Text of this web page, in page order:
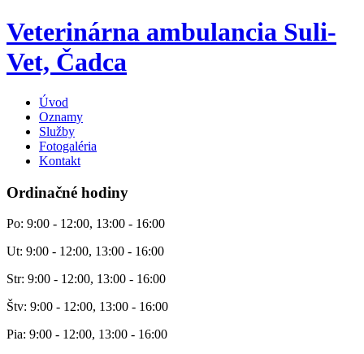
Veterinárna ambulancia Suli-
Vet, Čadca
Úvod
Oznamy
Služby
Fotogaléria
Kontakt
Ordinačné hodiny
Po: 9:00 - 12:00, 13:00 - 16:00
Ut: 9:00 - 12:00, 13:00 - 16:00
Str: 9:00 - 12:00, 13:00 - 16:00
Štv: 9:00 - 12:00, 13:00 - 16:00
Pia: 9:00 - 12:00, 13:00 - 16:00